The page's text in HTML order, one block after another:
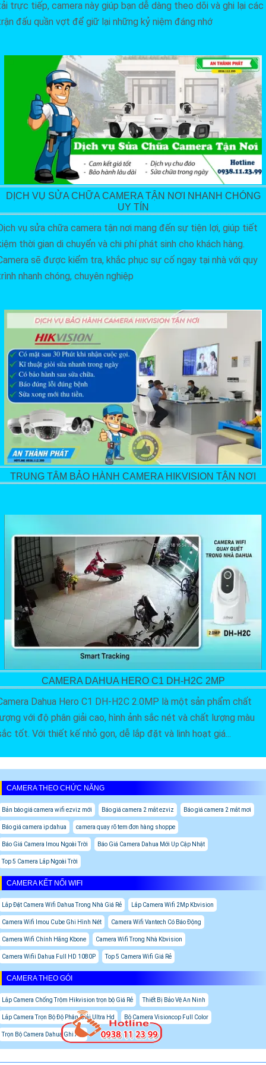
trực tiếp, camera này giúp bạn dễ dàng theo dõi và ghi lại các
đấu quần vợt để giữ lại những kỷ niệm đáng nhớ
DỊCH VỤ SỬA CHỮA CAMERA TẬN NƠI NHANH CHÓNG
UY TÍN
vụ sửa chữa camera tận nơi mang đến sự tiện lợi, giúp tiết
thời gian di chuyển và chi phí phát sinh cho khách hàng.
sẽ được kiểm tra, khắc phục sự cố ngay tại nhà với quy
nhanh chóng, chuyên nghiệp
TRUNG TÂM BẢO HÀNH CAMERA HIKVISION TẬN NƠI
CAMERA DAHUA HERO C1 DH-H2C 2MP
Dahua Hero C1 DH-H2C 2.0MP là một sản phẩm chất
với độ phân giải cao, hình ảnh sắc nét và chất lượng màu
tốt. Với thiết kế nhỏ gọn, dễ lắp đặt và linh hoạt giá...
CAMERA THEO CHỨC NĂNG
Bản báo giá camera wifi ezviz mới Báo giá camera 2 mắt ezviz Báo giá camera 2 mắt mơi
Báo giá camera ip dahua camera quay rõ tem đơn hàng shoppe
Báo Giá Camera Imou Ngoài Trời Báo Giá Camera Dahua Mới Up Cập Nhật
Top 5 Camera Lắp Ngoài Trời
CAMERA KẾT NỐI WIFI
Lắp Đặt Camera Wifi Dahua Trong Nhà Giá Rẻ Lắp Camera Wifi 2Mp Kbvision
Camera Wifi Imou Cube Ghi Hình Nét Camera Wifi Vantech Có Báo Động
Camera Wifi Chính Hãng Kbone Camera Wifi Trong Nhà Kbvision
Camera Wifii Dahua Full HD 1080P Top 5 Camera Wifi Giá Rẻ
CAMERA THEO GÓI
Lắp Camera Chống Trộm Hikvision trọn bộ Giá Rẻ Thiết Bị Bảo Vệ An Ninh
Lắp Camera Trọn Bộ Độ Phân Giải Ultra Hd Bộ Camera Visioncop Full Color
Trọn Bộ Camera Dahua Ghi Âm